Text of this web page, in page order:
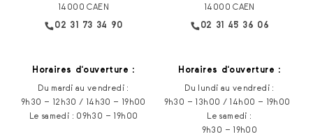
14000 CAEN
02 31 73 34 90
Horaires d‘ouverture :
Du mardi au vendredi :
9h30 – 12h30 / 14h30 – 19h00
Le samedi : 09h30 – 19h00
14000 CAEN
02 31 45 36 06
Horaires d‘ouverture :
Du lundi au vendredi :
9h30 – 13h00 / 14h00 – 19h00
Le samedi :
9h30 – 19h00